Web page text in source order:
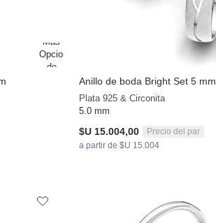
Anillo de boda Bright Set 5 mm
Plata 925 & Circonita
5.0 mm
$U 15.004,00
Precio del par
a partir de $U 15.004